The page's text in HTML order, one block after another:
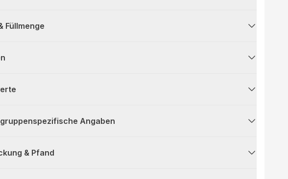
Füllmenge
Angaben
& Pfand